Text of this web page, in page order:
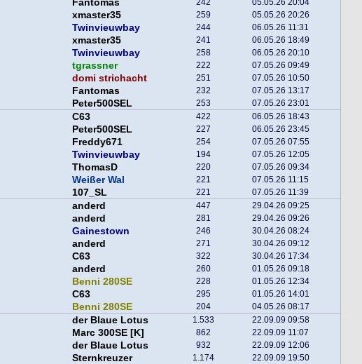
242 05.05.26 20:04
xmaster35 259 05.05.26 20:26
Twinvieuwbay 244 06.05.26 11:31
xmaster35 241 06.05.26 18:49
Twinvieuwbay 258 06.05.26 20:10
tgrassner 222 07.05.26 09:49
domi strichacht 251 07.05.26 10:50
Fantomas 232 07.05.26 13:17
Peter500SEL 253 07.05.26 23:01
C63 422 06.05.26 18:43
Peter500SEL 227 06.05.26 23:45
Freddy671 254 07.05.26 07:55
Twinvieuwbay 194 07.05.26 12:05
ThomasD 220 07.05.26 09:34
Weißer Wal 221 07.05.26 11:15
107_SL 221 07.05.26 11:39
anderd 447 29.04.26 09:25
anderd 281 29.04.26 09:26
Gainestown 246 30.04.26 08:24
anderd 271 30.04.26 09:12
C63 322 30.04.26 17:34
anderd 260 01.05.26 09:18
Benni 280SE 228 01.05.26 12:34
C63 295 01.05.26 14:01
Benni 280SE 204 04.05.26 08:17
der Blaue Lotus 1.533 22.09.09 09:58
Marc 300SE [K] 862 22.09.09 11:07
der Blaue Lotus 932 22.09.09 12:06
Sternkreuzer 1.174 22.09.09 19:50